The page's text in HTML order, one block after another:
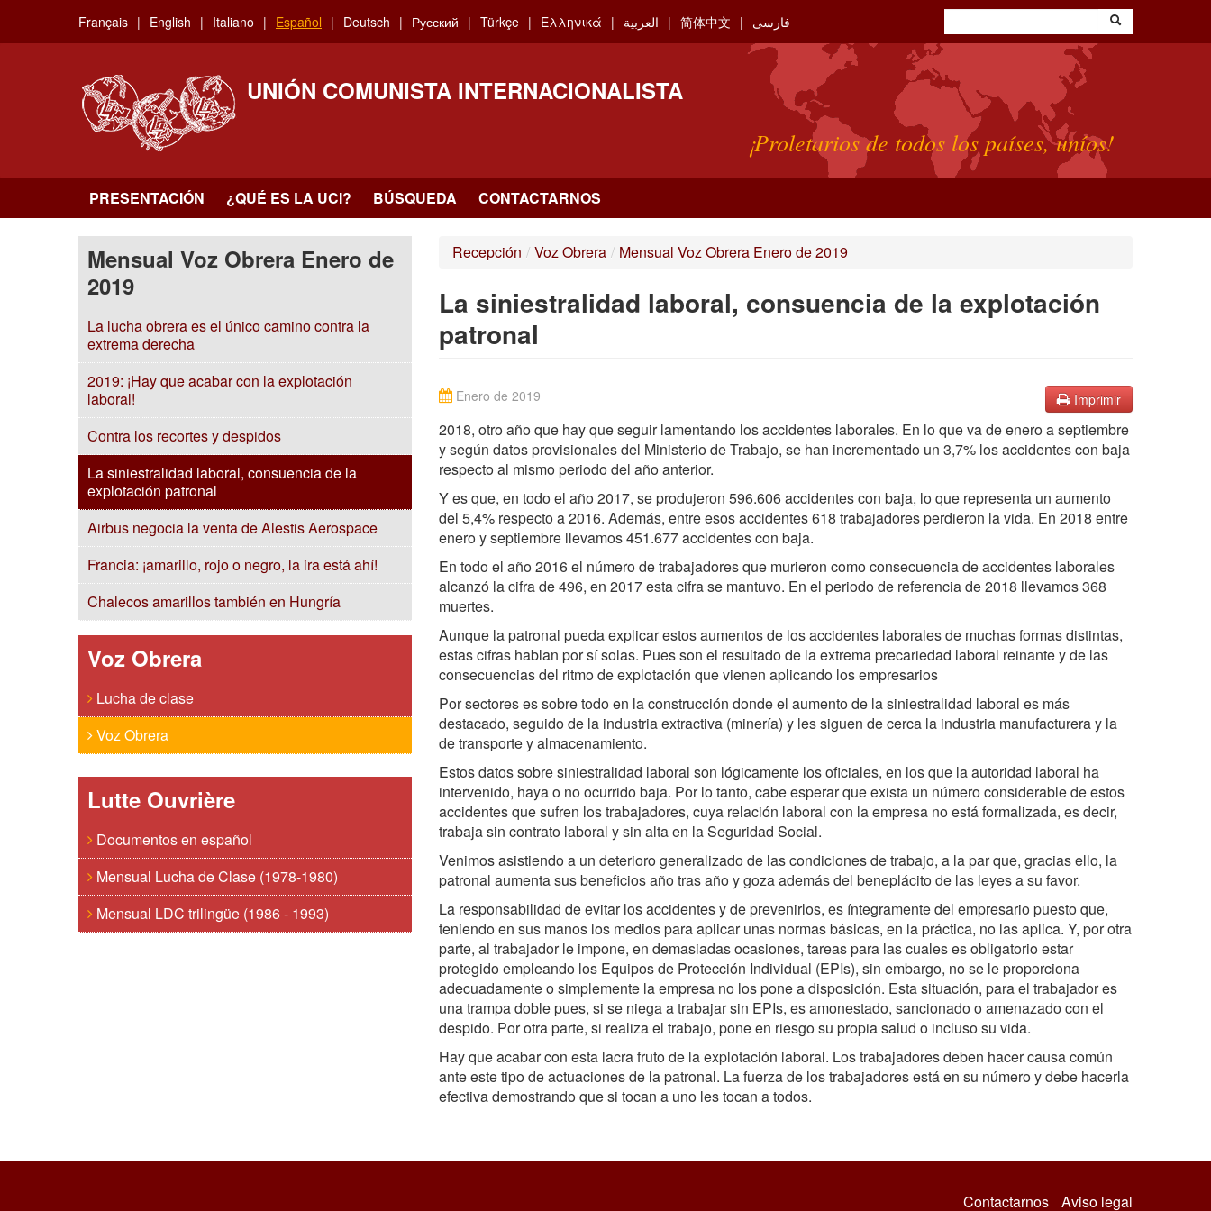
main
Français English Italiano Español Deutsch Русский Türkçe Ελληνικά العربية 简体中文 فارسی
UNIÓN COMUNISTA INTERNACIONALISTA
¡Proletarios de todos los países, uníos!
PRESENTACIÓN ¿QUÉ ES LA UCI? BÚSQUEDA CONTACTARNOS
Mensual Voz Obrera Enero de
2019
La lucha obrera es el único camino contra la
extrema derecha
2019: ¡Hay que acabar con la explotación
laboral!
Contra los recortes y despidos
La siniestralidad laboral, consuencia de la
explotación patronal
Airbus negocia la venta de Alestis Aerospace
Francia: ¡amarillo, rojo o negro, la ira está ahí!
Chalecos amarillos también en Hungría
Voz Obrera
Lucha de clase
Voz Obrera
Lutte Ouvrière
Documentos en español
Mensual Lucha de Clase (1978-1980)
Mensual LDC trilingüe (1986 - 1993)
Recepción / Voz Obrera / Mensual Voz Obrera Enero de 2019
La siniestralidad laboral, consuencia de la explotación
patronal
Imprimir
Enero de 2019
2018, otro año que hay que seguir lamentando los accidentes laborales. En lo que va de enero a septiembre
y según datos provisionales del Ministerio de Trabajo, se han incrementado un 3,7% los accidentes con baja
respecto al mismo periodo del año anterior.
Y es que, en todo el año 2017, se produjeron 596.606 accidentes con baja, lo que representa un aumento
del 5,4% respecto a 2016. Además, entre esos accidentes 618 trabajadores perdieron la vida. En 2018 entre
enero y septiembre llevamos 451.677 accidentes con baja.
En todo el año 2016 el número de trabajadores que murieron como consecuencia de accidentes laborales
alcanzó la cifra de 496, en 2017 esta cifra se mantuvo. En el periodo de referencia de 2018 llevamos 368
muertes.
Aunque la patronal pueda explicar estos aumentos de los accidentes laborales de muchas formas distintas,
estas cifras hablan por sí solas. Pues son el resultado de la extrema precariedad laboral reinante y de las
consecuencias del ritmo de explotación que vienen aplicando los empresarios
Por sectores es sobre todo en la construcción donde el aumento de la siniestralidad laboral es más
destacado, seguido de la industria extractiva (minería) y les siguen de cerca la industria manufacturera y la
de transporte y almacenamiento.
Estos datos sobre siniestralidad laboral son lógicamente los oficiales, en los que la autoridad laboral ha
intervenido, haya o no ocurrido baja. Por lo tanto, cabe esperar que exista un número considerable de estos
accidentes que sufren los trabajadores, cuya relación laboral con la empresa no está formalizada, es decir,
trabaja sin contrato laboral y sin alta en la Seguridad Social.
Venimos asistiendo a un deterioro generalizado de las condiciones de trabajo, a la par que, gracias ello, la
patronal aumenta sus beneficios año tras año y goza además del beneplácito de las leyes a su favor.
La responsabilidad de evitar los accidentes y de prevenirlos, es íntegramente del empresario puesto que,
teniendo en sus manos los medios para aplicar unas normas básicas, en la práctica, no las aplica. Y, por otra
parte, al trabajador le impone, en demasiadas ocasiones, tareas para las cuales es obligatorio estar
protegido empleando los Equipos de Protección Individual (EPIs), sin embargo, no se le proporciona
adecuadamente o simplemente la empresa no los pone a disposición. Esta situación, para el trabajador es
una trampa doble pues, si se niega a trabajar sin EPIs, es amonestado, sancionado o amenazado con el
despido. Por otra parte, si realiza el trabajo, pone en riesgo su propia salud o incluso su vida.
Hay que acabar con esta lacra fruto de la explotación laboral. Los trabajadores deben hacer causa común
ante este tipo de actuaciones de la patronal. La fuerza de los trabajadores está en su número y debe hacerla
efectiva demostrando que si tocan a uno les tocan a todos.
Contactarnos Aviso legal